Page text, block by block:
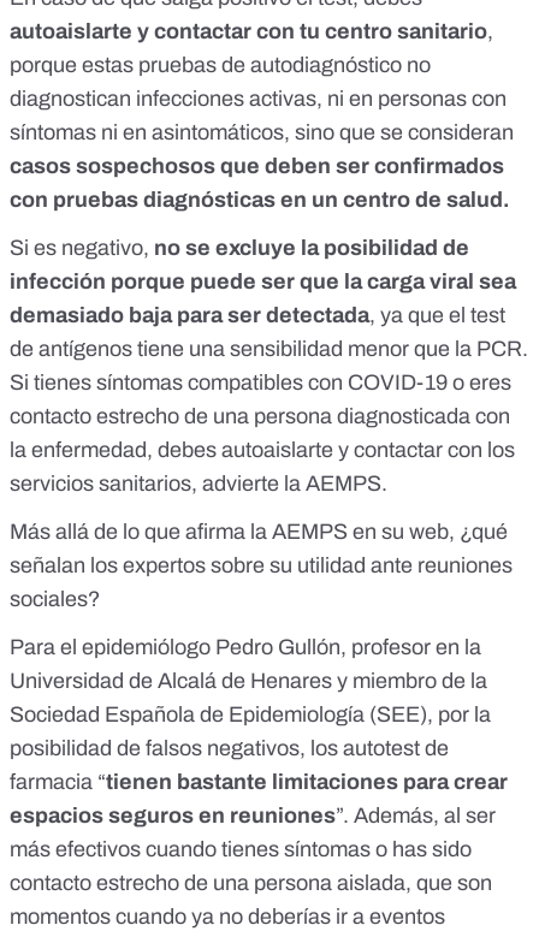
autoaislarte y contactar con tu centro sanitario,
porque estas pruebas de autodiagnóstico no
diagnostican infecciones activas, ni en personas con
síntomas ni en asintomáticos, sino que se consideran
casos sospechosos que deben ser confirmados
con pruebas diagnósticas en un centro de salud.
Si es negativo, no se excluye la posibilidad de
infección porque puede ser que la carga viral sea
demasiado baja para ser detectada, ya que el test
de antígenos tiene una sensibilidad menor que la PCR.
Si tienes síntomas compatibles con COVID-19 o eres
contacto estrecho de una persona diagnosticada con
la enfermedad, debes autoaislarte y contactar con los
servicios sanitarios, advierte la AEMPS.
Más allá de lo que afirma la AEMPS en su web, ¿qué
señalan los expertos sobre su utilidad ante reuniones
sociales?
Para el epidemiólogo Pedro Gullón, profesor en la
Universidad de Alcalá de Henares y miembro de la
Sociedad Española de Epidemiología (SEE), por la
posibilidad de falsos negativos, los autotest de
farmacia “tienen bastante limitaciones para crear
espacios seguros en reuniones”. Además, al ser
más efectivos cuando tienes síntomas o has sido
contacto estrecho de una persona aislada, que son
momentos cuando ya no deberías ir a eventos